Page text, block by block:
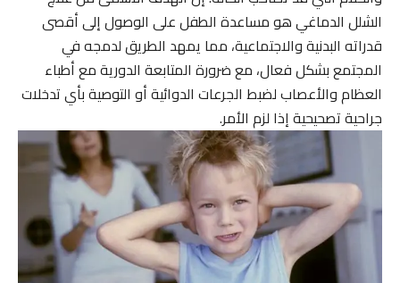
الشلل الدماغي هو مساعدة الطفل على الوصول إلى أقصى
قدراته البدنية والاجتماعية، مما يمهد الطريق لدمجه في
المجتمع بشكل فعال، مع ضرورة المتابعة الدورية مع أطباء
العظام والأعصاب لضبط الجرعات الدوائية أو التوصية بأي تدخلات
جراحية تصحيحية إذا لزم الأمر.